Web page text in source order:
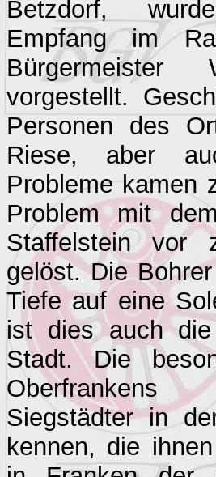
Betzdorf,
Empfang im
Bürgermeister
vorgestellt.
Personen des
Riese, aber
Probleme kamen
Problem mit
Staffelstein vor
gelöst. Die
Tiefe auf eine
ist dies auch
Stadt. Die
Siegstädter in
kennen, die